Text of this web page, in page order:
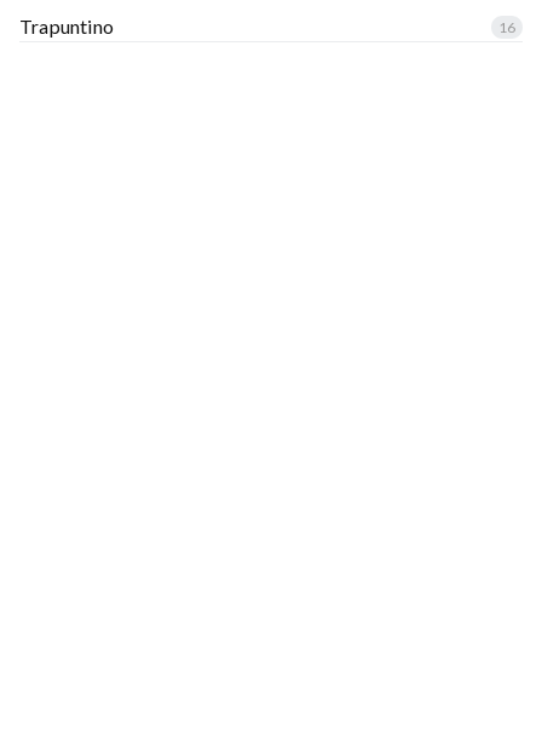
Trapuntino 16